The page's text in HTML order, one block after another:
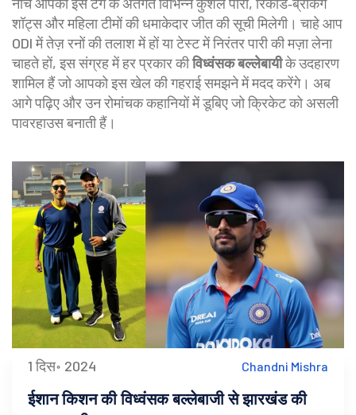
शॉट्स और महिला टीमों की धमाकेदार जीत की सूची मिलेगी। चाहे आप
ODI में तेज़ रनों की तलाश में हों या टेस्ट में निरंतर पारी की मज़ा लेना
चाहते हों, इस संग्रह में हर प्रकार कीविध्वंसक बल्लेबायीके उदहारण
शामिल हैं जो आपको इस खेल की गहराई समझने में मदद करेंगे। अब
आगे पढ़िए और उन रोमांचक कहानियों में डूबिए जो क्रिकेट को असली
पावरहाउस बनाती हैं।
1 दिस॰ 2024 Chandni Mishra
ईशान किशन की विध्वंसक बल्लेबाजी से झारखंड की